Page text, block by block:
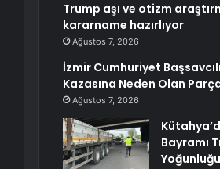
Trump aşı ve otizm
kararname hazırlıyor
Ağustos 7, 2026
İzmir Cumhuriyet
Kazasına Neden Olan
Ağustos 7, 2026
Bayramı
Yoğunluğu